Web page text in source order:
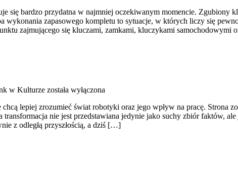
się bardzo przydatna w najmniej oczekiwanym momencie. Zgubiony
wykonania zapasowego kompletu to sytuacje, w których liczy się
zajmującego się kluczami, zamkami, kluczykami
w Kulturze została wyłączona
lepiej zrozumieć świat robotyki oraz jego wpływ na pracę. Strona
nie jest przedstawiana jedynie jako suchy zbiór faktów,
z odległą przyszłością, a dziś […]